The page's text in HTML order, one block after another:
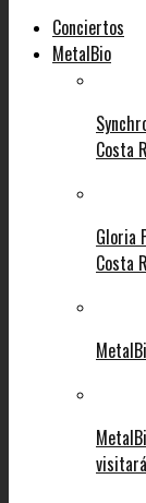
Conciertos
MetalBio
Costa
Gloria
Costa